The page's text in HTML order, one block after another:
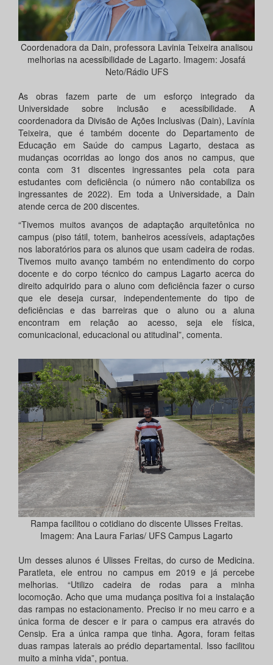
Coordenadora da Dain, professora Lavinia Teixeira analisou
melhorias na acessibilidade de Lagarto. Imagem: Josafá
Neto/Rádio UFS
As obras fazem parte de um esforço integrado da
Universidade sobre inclusão e acessibilidade. A
coordenadora da Divisão de Ações Inclusivas (Dain), Lavínia
Teixeira, que é também docente do Departamento de
Educação em Saúde do campus Lagarto, destaca as
mudanças ocorridas ao longo dos anos no campus, que
conta com 31 discentes ingressantes pela cota para
estudantes com deficiência (o número não contabiliza os
ingressantes de 2022). Em toda a Universidade, a Dain
atende cerca de 200 discentes.
“Tivemos muitos avanços de adaptação arquitetônica no
campus (piso tátil, totem, banheiros acessíveis, adaptações
nos laboratórios para os alunos que usam cadeira de rodas.
Tivemos muito avanço também no entendimento do corpo
docente e do corpo técnico do campus Lagarto acerca do
direito adquirido para o aluno com deficiência fazer o curso
que ele deseja cursar, independentemente do tipo de
deficiências e das barreiras que o aluno ou a aluna
encontram em relação ao acesso, seja ele física,
comunicacional, educacional ou atitudinal”, comenta.
Rampa facilitou o cotidiano do discente Ulisses Freitas.
Imagem: Ana Laura Farias/ UFS Campus Lagarto
Um desses alunos é Ulisses Freitas, do curso de Medicina.
Paratleta, ele entrou no campus em 2019 e já percebe
melhorias. “Utilizo cadeira de rodas para a minha
locomoção. Acho que uma mudança positiva foi a instalação
das rampas no estacionamento. Preciso ir no meu carro e a
única forma de descer e ir para o campus era através do
Censip. Era a única rampa que tinha. Agora, foram feitas
duas rampas laterais ao prédio departamental. Isso facilitou
muito a minha vida”, pontua.